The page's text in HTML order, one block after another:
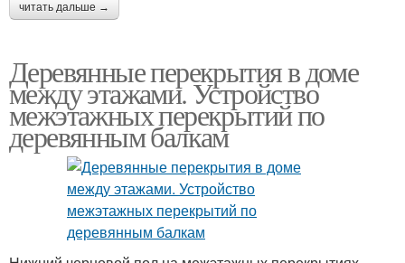
читать дальше →
Деревянные перекрытия в доме
между этажами. Устройство
межэтажных перекрытий по
деревянным балкам